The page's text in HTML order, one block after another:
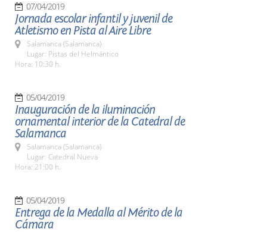
07/04/2019
Jornada escolar infantil y juvenil de
Atletismo en Pista al Aire Libre
Salamanca (Salamanca)
Lugar: Pistas del Helmántico
Hora: 10:30 h.
05/04/2019
Inauguración de la iluminación
ornamental interior de la Catedral de
Salamanca
Salamanca (Salamanca)
Lugar: Catedral Nueva
Hora: 21:00 h.
05/04/2019
Entrega de la Medalla al Mérito de la
Cámara